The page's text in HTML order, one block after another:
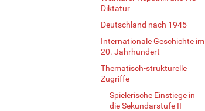
Diktatur
Deutschland nach 1945
Internationale Geschichte im
20. Jahrhundert
Thematisch-strukturelle
Zugriffe
Spielerische Einstiege in
die Sekundarstufe II